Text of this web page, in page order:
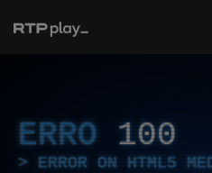
ERRO 100
ERROR ON HTML5